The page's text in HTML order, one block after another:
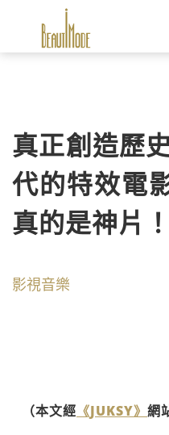
真正創造歷
代的特效電
真的是神片！
影視音樂
（本文經 《JUKSY》 網